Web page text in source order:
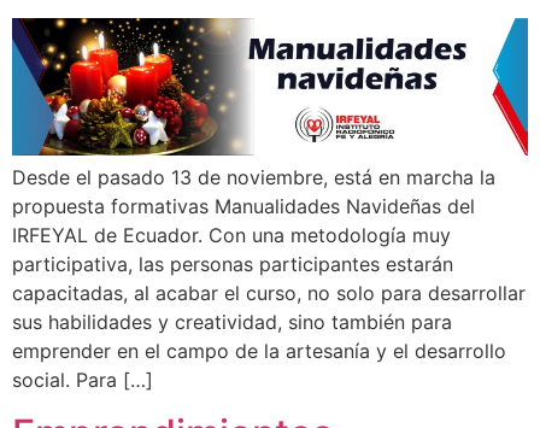
Desde el pasado 13 de noviembre, está en marcha la
propuesta formativas Manualidades Navideñas del
IRFEYAL de Ecuador. Con una metodología muy
participativa, las personas participantes estarán
capacitadas, al acabar el curso, no solo para desarrollar
sus habilidades y creatividad, sino también para
emprender en el campo de la artesanía y el desarrollo
social. Para […]